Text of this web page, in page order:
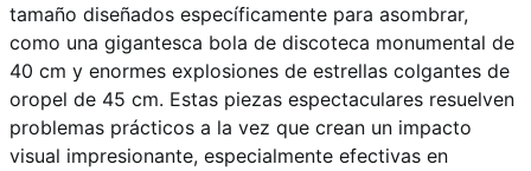
tamaño diseñados específicamente para asombrar,
como una gigantesca bola de discoteca monumental de
40 cm y enormes explosiones de estrellas colgantes de
oropel de 45 cm. Estas piezas espectaculares resuelven
problemas prácticos a la vez que crean un impacto
visual impresionante, especialmente efectivas en